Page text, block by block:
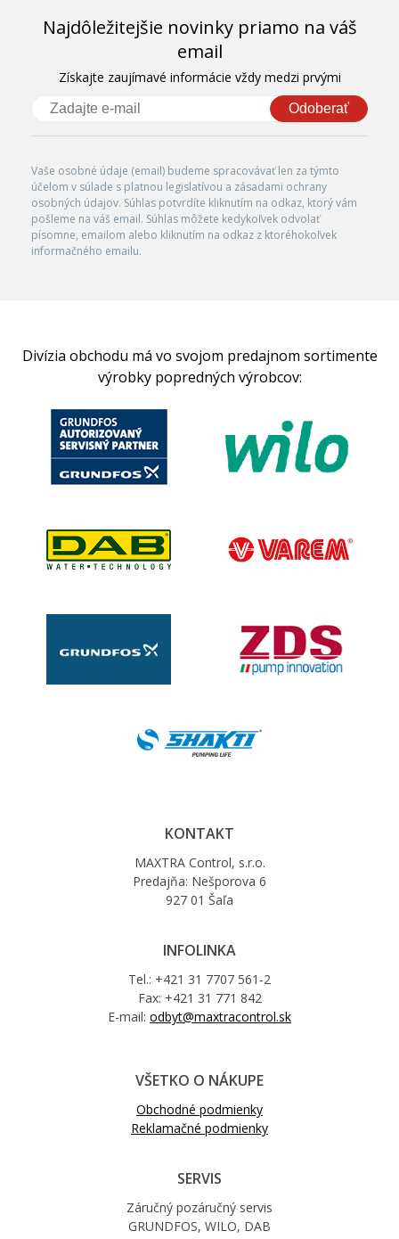
Najdôležitejšie novinky priamo na váš
email
Získajte zaujímavé informácie vždy medzi prvými
Odoberať
Vaše osobné údaje (email) budeme spracovávať len za týmto
účelom v súlade s platnou legislatívou a zásadami ochrany
osobných údajov. Súhlas potvrdíte kliknutím na odkaz, ktorý vám
pošleme na váš email. Súhlas môžete kedykoľvek odvolať
písomne, emailom alebo kliknutím na odkaz z ktoréhokoľvek
informačného emailu.
Divízia obchodu má vo svojom predajnom sortimente
výrobky popredných výrobcov:
KONTAKT
MAXTRA Control, s.r.o.
Predajňa: Nešporova 6
927 01 Šaľa
INFOLINKA
Tel.: +421 31 7707 561-2
Fax: +421 31 771 842
E-mail: odbyt@maxtracontrol.sk
VŠETKO O NÁKUPE
Obchodné podmienky
Reklamačné podmienky
SERVIS
Záručný pozáručný servis
GRUNDFOS, WILO, DAB